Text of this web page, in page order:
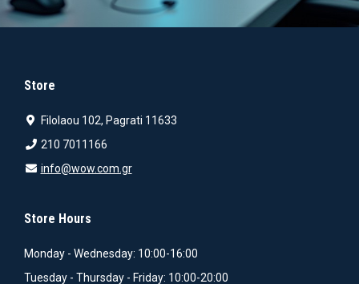
Store
Filolaou 102, Pagrati 11633
210 7011166
info@wow.com.gr
Store Hours
Monday - Wednesday: 10:00-16:00
Tuesday - Thursday - Friday: 10:00-20:00